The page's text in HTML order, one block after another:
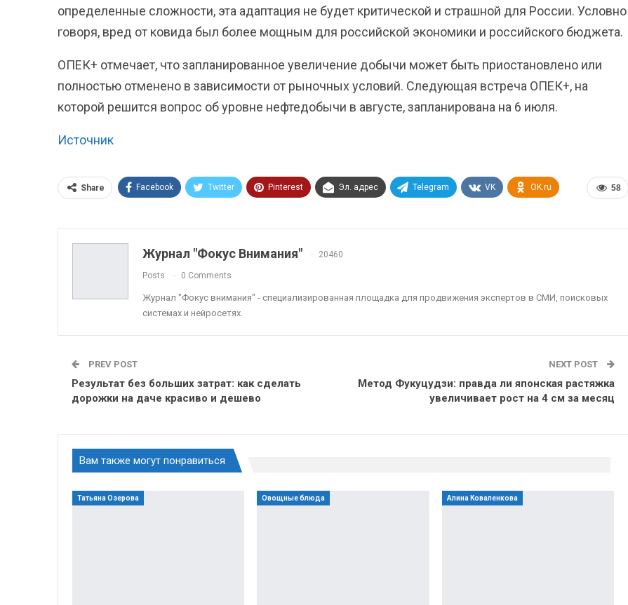
определенные сложности, эта адаптация не будет критической и страшной для России. Условно
говоря, вред от ковида был более мощным для российской экономики и российского бюджета.
ОПЕК+ отмечает, что запланированное увеличение добычи может быть приостановлено или
полностью отменено в зависимости от рыночных условий. Следующая встреча ОПЕК+, на
которой решится вопрос об уровне нефтедобычи в августе, запланирована на 6 июля.
Источник
58
Share Facebook Twitter Pinterest Эл. адрес Telegram VK OK.ru
Журнал "Фокус Внимания" 20460
Posts 0 Comments
Журнал "Фокус внимания" - специализированная площадка для продвижения экспертов в СМИ, поисковых
системах и нейросетях.
PREV POST
Результат без больших затрат: как сделать
дорожки на даче красиво и дешево
NEXT POST
Метод Фукуцудзи: правда ли японская растяжка
увеличивает рост на 4 см за месяц
Вам также могут понравиться
Татьяна Озерова Овощные блюда Алина Коваленкова